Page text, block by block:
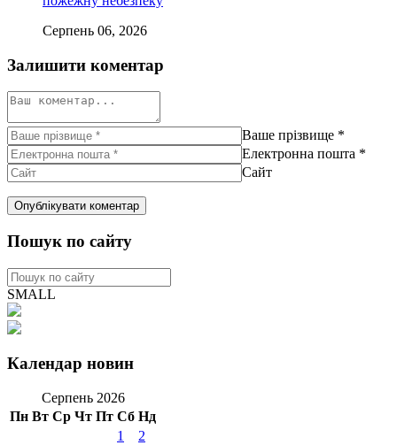
Серпень 06, 2026
Залишити коментар
Ваше прізвище *
Електронна пошта *
Сайт
Пошук по сайту
SMALL
Календар новин
Серпень 2026
Пн Вт Ср Чт Пт Сб Нд
1
2